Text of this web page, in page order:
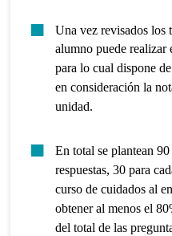
Una vez revisados los
alumno puede realizar
para lo cual dispone
en consideración la
unidad.
En total se plantean
respuestas, 30 para
curso de cuidados al
obtener al menos el
del total de las